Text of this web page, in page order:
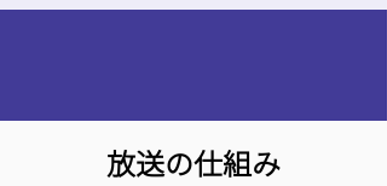
​放送の仕組み